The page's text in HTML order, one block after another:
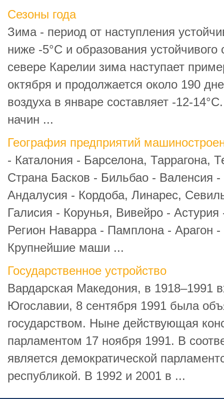
Сезоны года
Зима - период от наступления
ниже -5°С и образования устойчивого
севере Карелии зима наступает
октября и продолжается около 190
воздуха в январе составляет -12-
начин ...
География предприятий
- Каталония - Барселона, Таррагона,
Страна Басков - Бильбао - Валенсия
Андалусия - Кордоба, Линарес,
Галисия - Корунья, Вивейро -
Регион Наварра - Памплона - Арагон -
Крупнейшие маши ...
Государственное устройство
Вардарская Македония, в 1918–1991
Югославии, 8 сентября 1991 была
государством. Ныне действующая
парламентом 17 ноября 1991. В
является демократической
республикой. В 1992 и 2001 в ...